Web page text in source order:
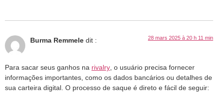
Burma Remmele dit : 28 mars 2025 à 20 h 11 min
Para sacar seus ganhos na rivalry , o usuário precisa fornecer
informações importantes, como os dados bancários ou detalhes de
sua carteira digital. O processo de saque é direto e fácil de seguir: